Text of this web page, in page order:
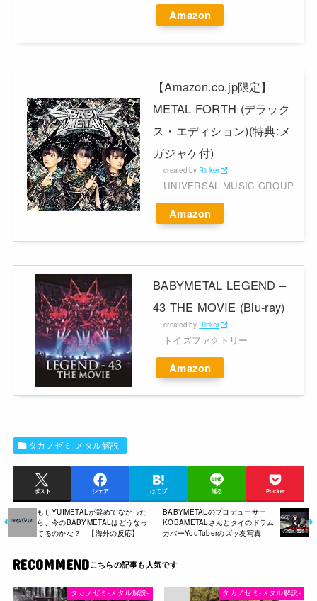
Amazon
【Amazon.co.jp限定】
METAL FORTH (デラック
ス・エディション)(特典:メ
ガジャケ付)
created by Rinker
UNIVERSAL MUSIC GROUP
Amazon
BABYMETAL LEGEND –
43 THE MOVIE (Blu-ray)
created by Rinker
トイズファクトリー
Amazon
タカノゼミ-メタル解説-
ポスト シェア はてブ 送る Pocket
もしYUIMETALが辞めてなかった
ら、今のBABYMETALはどうなっ
てるのかな？ 【海外の反応】
BABYMETALのプロデューサー
KOBAMETALさんとタイのドラム
カバーYouTuberのズッ友写真
RECOMMEND
タカノゼミ-メタル解説- タカノゼミ-メタル解説-